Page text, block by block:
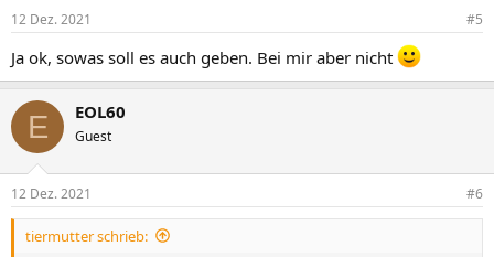
12 Dez. 2021 #5
Ja ok, sowas soll es auch geben. Bei mir aber nicht
E EOL60
Guest
12 Dez. 2021 #6
tiermutter schrieb: